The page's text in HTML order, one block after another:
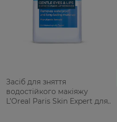
Засіб для зняття
водостійкого макіяжу
L’Oreal Paris Skin Expert для